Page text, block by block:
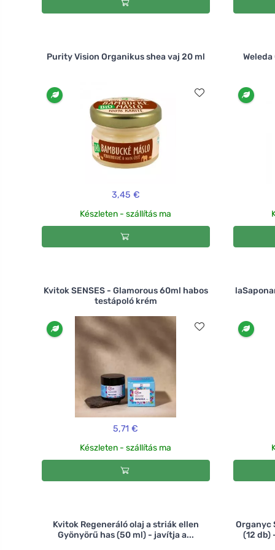
Purity Vision Organikus shea vaj 20 ml
3,45 €
Készleten - szállítás ma
Kvitok SENSES - Glamorous 60ml habos
testápoló krém
5,71 €
Készleten - szállítás ma
Kvitok Regeneráló olaj a striák ellen
Gyönyörű has (50 ml) - javítja a...
Organyc
(12 db)